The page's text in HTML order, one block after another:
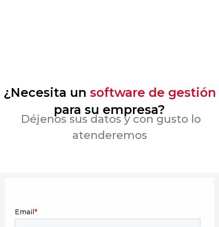
¿Necesita un software de gestión
para su empresa?
Déjenos sus datos y con gusto lo
atenderemos